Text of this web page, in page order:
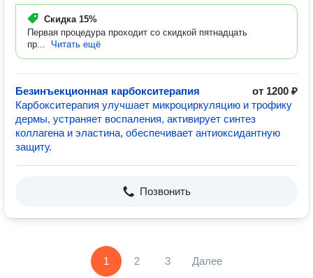
Скидка 15%
Первая процедура проходит со скидкой пятнадцать
пр...
Читать ещё
Безинъекционная карбокситерапия
от 1200 ₽
Карбокситерапия улучшает микроциркуляцию и трофику
дермы, устраняет воспаления, активирует синтез
коллагена и эластина, обеспечивает антиоксидантную
защиту.
Позвонить
1 2 3 Далее